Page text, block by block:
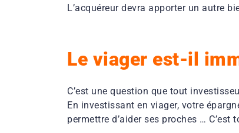
L’acquéreur devra apporter un autre
Le viager est-il
C’est une question que tout
En investissant en viager, votre
permettre d’aider ses proches …